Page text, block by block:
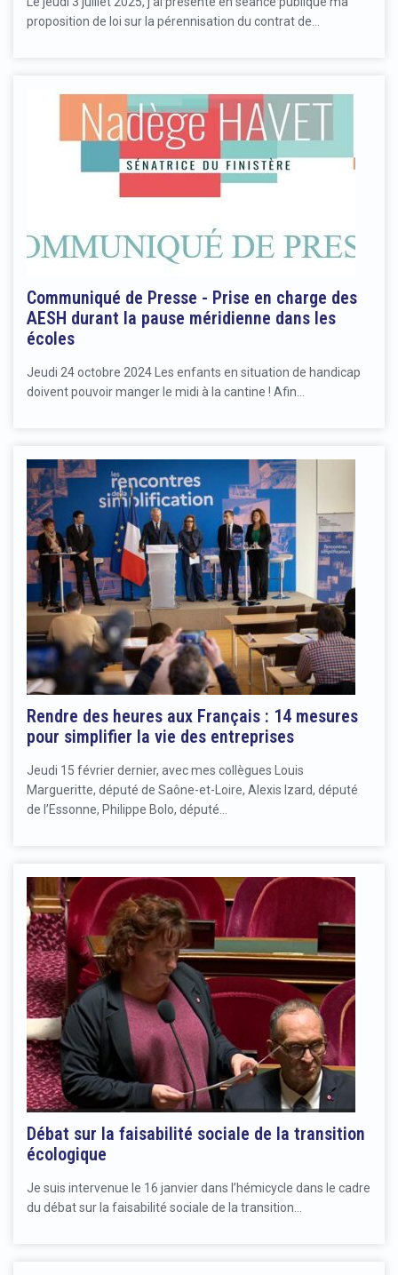
proposition de loi sur la pérennisation du contrat de…
Communiqué de Presse - Prise en charge des
AESH durant la pause méridienne dans les
écoles
Jeudi 24 octobre 2024 Les enfants en situation de handicap
doivent pouvoir manger le midi à la cantine ! Afin…
Rendre des heures aux Français : 14 mesures
pour simplifier la vie des entreprises
Jeudi 15 février dernier, avec mes collègues Louis
Margueritte, député de Saône-et-Loire, Alexis Izard, député
de l’Essonne, Philippe Bolo, député…
Débat sur la faisabilité sociale de la transition
écologique
Je suis intervenue le 16 janvier dans l’hémicycle dans le cadre
du débat sur la faisabilité sociale de la transition…